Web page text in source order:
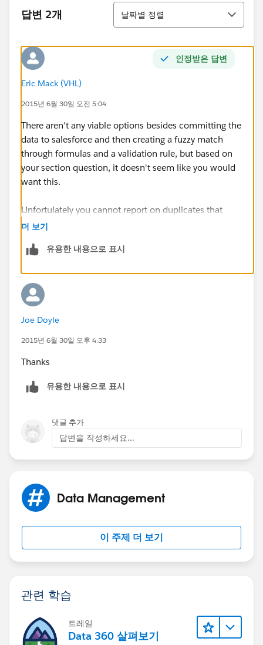
답변 2개
정렬
날짜별 정렬
인정받은 답변
Eric Mack (VHL)
2015년 6월 30일 오전 5:04
There aren't any viable options besides committing the
data to salesforce and then creating a fuzzy match
through formulas and a validation rule, but based on
your section question, it doesn't seem like you would
want this.
Unfortulately you cannot report on duplicates that
were blocked because the data was never commited
Object.
Here is how to report on duplicate records if you are
interested:
HelpDoc?
id=duplicate_management_custom_report_types.htm
&language=en_US
더 보기
유용한 내용으로 표시
Joe Doyle
2015년 6월 30일 오후 4:33
Thanks
유용한 내용으로 표시
댓글 추가
답변을 작성하세요...
Data Management
이 주제 더 보기
관련 학습
트레일
Data 360 살펴보기